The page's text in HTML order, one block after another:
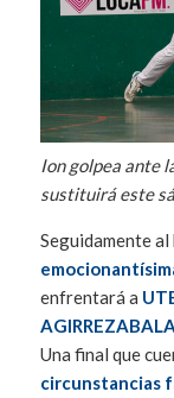
Ion golpea ante
sustituirá este
Seguidamente al
enfrentará a
Una final que
circunstancias